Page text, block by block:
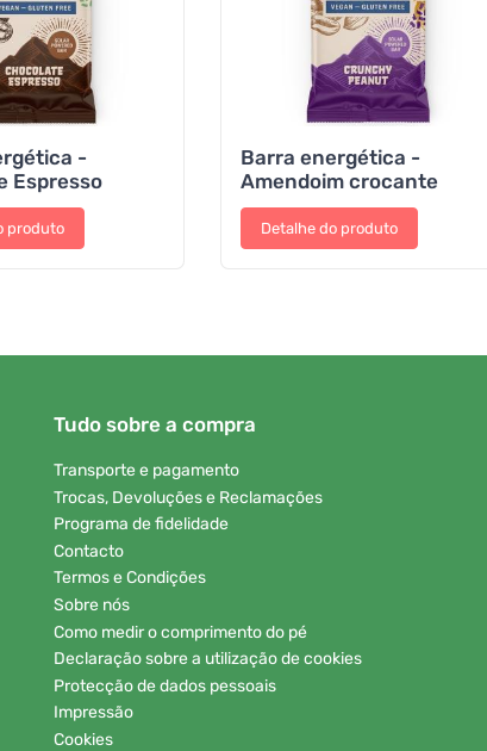
-
Espresso
produto
Barra energética -
Amendoim crocante
Detalhe do produto
Tudo sobre a compra
Transporte e pagamento
Trocas, Devoluções e Reclamações
Programa de fidelidade
Contacto
Termos e Condições
Sobre nós
Como medir o comprimento do pé
Declaração sobre a utilização de cookies
Protecção de dados pessoais
Impressão
Cookies